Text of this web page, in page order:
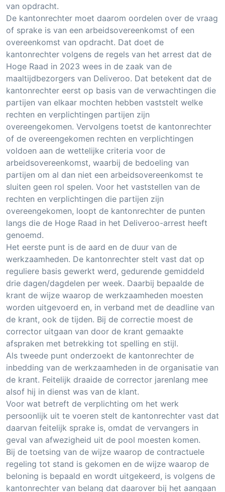
van opdracht.
De kantonrechter moet daarom oordelen over de vraag
of sprake is van een arbeidsovereenkomst of een
overeenkomst van opdracht. Dat doet de
kantonrechter volgens de regels van het arrest dat de
Hoge Raad in 2023 wees in de zaak van de
maaltijdbezorgers van Deliveroo. Dat betekent dat de
kantonrechter eerst op basis van de verwachtingen die
partijen van elkaar mochten hebben vaststelt welke
rechten en verplichtingen partijen zijn
overeengekomen. Vervolgens toetst de kantonrechter
of de overeengekomen rechten en verplichtingen
voldoen aan de wettelijke criteria voor de
arbeidsovereenkomst, waarbij de bedoeling van
partijen om al dan niet een arbeidsovereenkomst te
sluiten geen rol spelen. Voor het vaststellen van de
rechten en verplichtingen die partijen zijn
overeengekomen, loopt de kantonrechter de punten
langs die de Hoge Raad in het Deliveroo-arrest heeft
genoemd.
Het eerste punt is de aard en de duur van de
werkzaamheden. De kantonrechter stelt vast dat op
reguliere basis gewerkt werd, gedurende gemiddeld
drie dagen/dagdelen per week. Daarbij bepaalde de
krant de wijze waarop de werkzaamheden moesten
worden uitgevoerd en, in verband met de deadline van
de krant, ook de tijden. Bij de correctie moest de
corrector uitgaan van door de krant gemaakte
afspraken met betrekking tot spelling en stijl.
Als tweede punt onderzoekt de kantonrechter de
inbedding van de werkzaamheden in de organisatie van
de krant. Feitelijk draaide de corrector jarenlang mee
alsof hij in dienst was van de klant.
Voor wat betreft de verplichting om het werk
persoonlijk uit te voeren stelt de kantonrechter vast dat
daarvan feitelijk sprake is, omdat de vervangers in
geval van afwezigheid uit de pool moesten komen.
Bij de toetsing van de wijze waarop de contractuele
regeling tot stand is gekomen en de wijze waarop de
beloning is bepaald en wordt uitgekeerd, is volgens de
kantonrechter van belang dat daarover bij het aangaan